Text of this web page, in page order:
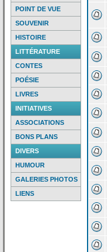
POINT DE VUE
SOUVENIR
HISTOIRE
LITTÉRATURE
CONTES
POÉSIE
LIVRES
INITIATIVES
ASSOCIATIONS
BONS PLANS
DIVERS
HUMOUR
GALERIES PHOTOS
LIENS